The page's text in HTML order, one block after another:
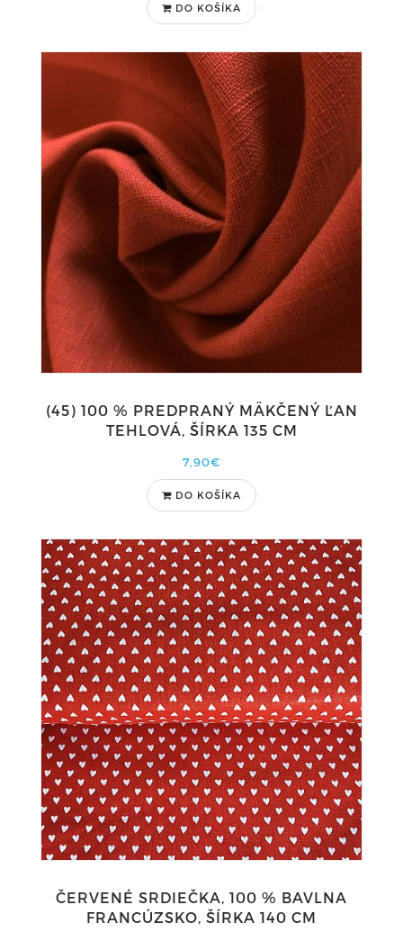
DO KOŠÍKA
(45) 100 % PREDPRANÝ MÄKČENÝ ĽAN
TEHLOVÁ, ŠÍRKA 135 CM
7,90€
DO KOŠÍKA
ČERVENÉ SRDIEČKA, 100 % BAVLNA
FRANCÚZSKO, ŠÍRKA 140 CM